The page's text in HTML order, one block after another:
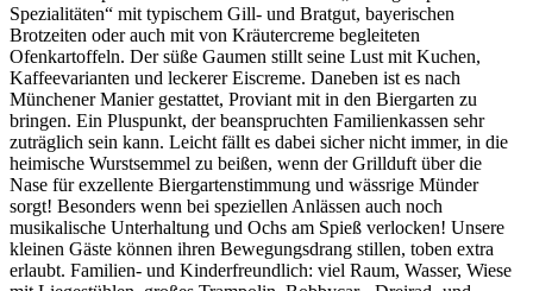
Spezialitäten“ mit typischem Gill- und Bratgut, bayerischen
Brotzeiten oder auch mit von Kräutercreme begleiteten
Ofenkartoffeln. Der süße Gaumen stillt seine Lust mit Kuchen,
Kaffeevarianten und leckerer Eiscreme. Daneben ist es nach
Münchener Manier gestattet, Proviant mit in den Biergarten zu
bringen. Ein Pluspunkt, der beanspruchten Familienkassen sehr
zuträglich sein kann. Leicht fällt es dabei sicher nicht immer, in die
heimische Wurstsemmel zu beißen, wenn der Grillduft über die
Nase für exzellente Biergartenstimmung und wässrige Münder
sorgt! Besonders wenn bei speziellen Anlässen auch noch
musikalische Unterhaltung und Ochs am Spieß verlocken! Unsere
kleinen Gäste können ihren Bewegungsdrang stillen, toben extra
erlaubt. Familien- und Kinderfreundlich: viel Raum, Wasser, Wiese